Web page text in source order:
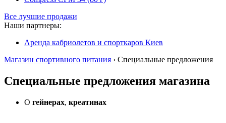
Все лучшие продажи
Наши партнеры:
Аренда кабриолетов и спорткаров Киев
Магазин спортивного питания › Специальные предложения
Специальные предложения магазина
О гейнерах, креатинах